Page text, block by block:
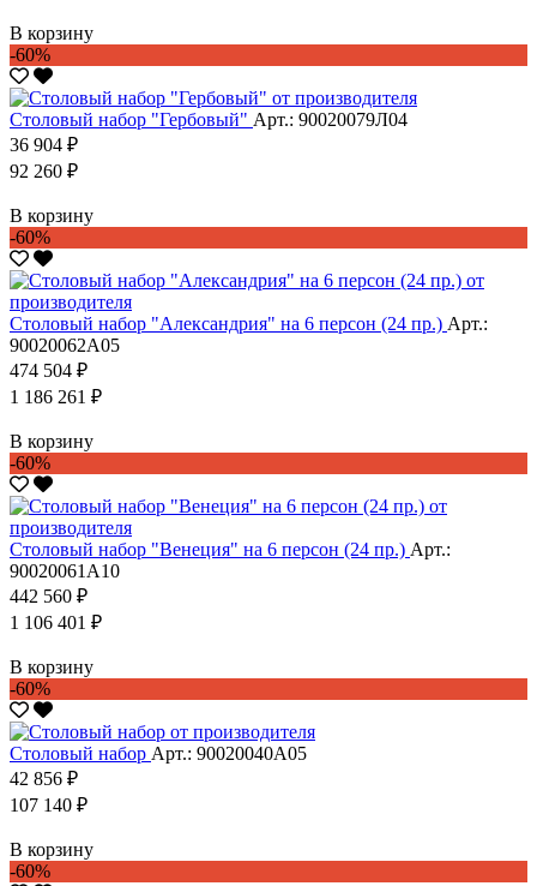
В корзину
-60%
Столовый набор "Гербовый" Арт.: 90020079Л04
36 904 ₽
92 260 ₽
В корзину
-60%
Столовый набор "Александрия" на 6 персон (24 пр.) Арт.:
90020062А05
474 504 ₽
1 186 261 ₽
В корзину
-60%
Столовый набор "Венеция" на 6 персон (24 пр.) Арт.:
90020061А10
442 560 ₽
1 106 401 ₽
В корзину
-60%
Столовый набор Арт.: 90020040А05
42 856 ₽
107 140 ₽
В корзину
-60%